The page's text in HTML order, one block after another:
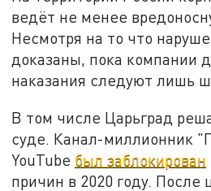
ведёт не менее
Несмотря на то что
доказаны, пока компании
наказания следуют лишь
В том числе Царьград
суде. Канал-миллионник
YouTube был заблокирован
причин в 2020 году. После